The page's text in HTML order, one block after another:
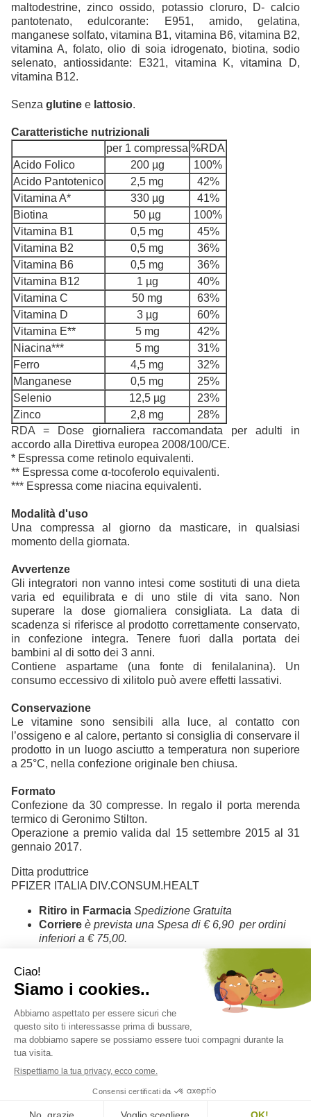
maltodestrine, zinco ossido, potassio cloruro, D- calcio
pantotenato, edulcorante: E951, amido, gelatina,
manganese solfato, vitamina B1, vitamina B6, vitamina B2,
vitamina A, folato, olio di soia idrogenato, biotina, sodio
selenato, antiossidante: E321, vitamina K, vitamina D,
vitamina B12.
Senza glutine e lattosio.
Caratteristiche nutrizionali
per 1 compressa %RDA
Acido Folico
200 µg
100%
Acido Pantotenico
2,5 mg
42%
Vitamina A*
330 µg
41%
Biotina
50 µg
100%
Vitamina B1
0,5 mg
45%
Vitamina B2
0,5 mg
36%
Vitamina B6
0,5 mg
36%
Vitamina B12
1 µg
40%
Vitamina C
50 mg
63%
Vitamina D
3 µg
60%
Vitamina E**
5 mg
42%
Niacina***
5 mg
31%
Ferro
4,5 mg
32%
Manganese
0,5 mg
25%
Selenio
12,5 µg
23%
Zinco
2,8 mg
28%
RDA = Dose giornaliera raccomandata per adulti in
accordo alla Direttiva europea 2008/100/CE.
* Espressa come retinolo equivalenti.
** Espressa come α-tocoferolo equivalenti.
*** Espressa come niacina equivalenti.
Modalità d'uso
Una compressa al giorno da masticare, in qualsiasi
momento della giornata.
Avvertenze
Gli integratori non vanno intesi come sostituti di una dieta
varia ed equilibrata e di uno stile di vita sano. Non
superare la dose giornaliera consigliata. La data di
scadenza si riferisce al prodotto correttamente conservato,
in confezione integra. Tenere fuori dalla portata dei
bambini al di sotto dei 3 anni.
Contiene aspartame (una fonte di fenilalanina). Un
consumo eccessivo di xilitolo può avere effetti lassativi.
Conservazione
Le vitamine sono sensibili alla luce, al contatto con
l’ossigeno e al calore, pertanto si consiglia di conservare il
prodotto in un luogo asciutto a temperatura non superiore
a 25°C, nella confezione originale ben chiusa.
Formato
Confezione da 30 compresse. In regalo il porta merenda
termico di Geronimo Stilton.
Operazione a premio valida dal 15 settembre 2015 al 31
gennaio 2017.
Ditta produttrice
PFIZER ITALIA DIV.CONSUM.HEALT
Ritiro in Farmacia Spedizione Gratuita
Corriere è prevista una Spesa di € 6,90 per ordini
inferiori a € 75,00.
Codice Prodotto
935206019
Farmacia Adamo del Dott. Antonio Ferdinando Salvo - Corso V. Emanuele
n. 178 - 97013 Comiso (RG) Italia ordini@farmaciadamonline.it
versione desktop